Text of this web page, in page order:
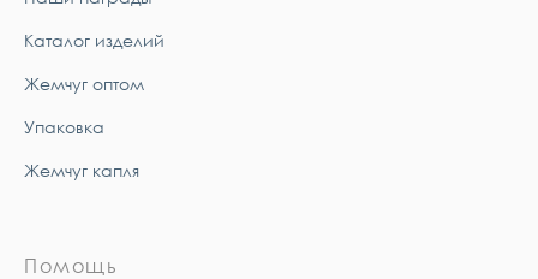
Каталог изделий
Жемчуг оптом
Упаковка
Жемчуг капля
Помощь